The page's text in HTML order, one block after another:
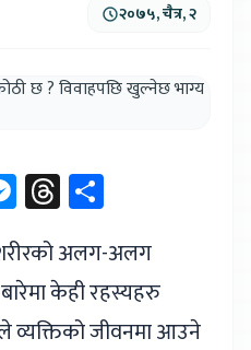
२०७५, चैत्र, २
Messenger
Threads
शरीरको अलग-अलग
केही रहस्यहरु
व्यक्तिको जीवनमा आउने